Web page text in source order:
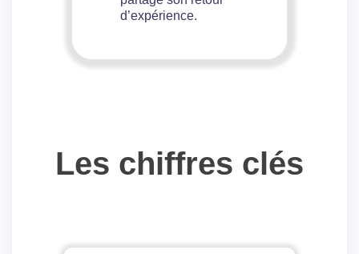
d’expérience.
Les chiffres clés